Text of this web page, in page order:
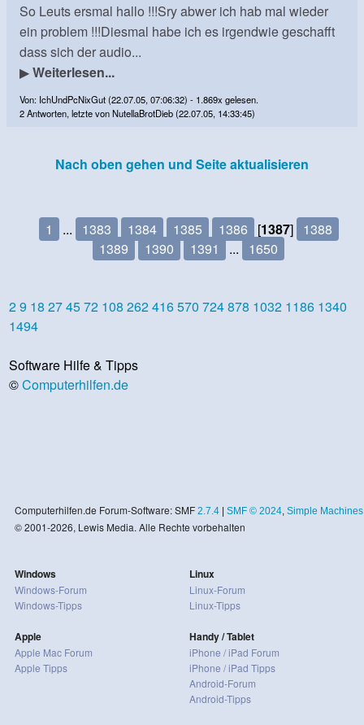
So Leuts ersmal hallo !!!Sry abwer ich hab mal wieder
ein problem !!!Diesmal habe ich es irgendwie geschafft
dass sich der audio...
▶Weiterlesen...
Von: IchUndPcNixGut (22.07.05, 07:06:32) - 1.869x gelesen.
2 Antworten, letzte von NutellaBrotDieb (22.07.05, 14:33:45)
Nach oben gehen und Seite aktualisieren
1 ... 1383 1384 1385 1386 [1387] 1388
1389
1390 1391 ... 1650
29 18 274572 108 262416570 724878 1032 1186 1340
1494
Software Hilfe & Tipps
©Computerhilfen.de
Computerhilfen.de Forum-Software: SMF 2.7.4| SMF © 2024, Simple Machines
© 2001-2026, Lewis Media. Alle Rechte vorbehalten
Windows
Windows-Forum
Windows-Tipps
Apple
Apple Mac Forum
Apple Tipps
Linux
Linux-Forum
Linux-Tipps
Handy / Tablet
iPhone / iPad Forum
iPhone / iPad Tipps
Android-Forum
Android-Tipps